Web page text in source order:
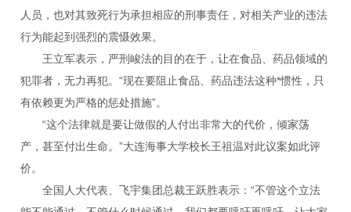
人员，也对其致死行为承担相应的刑事责任，对相关产业的违法
行为能起到强烈的震慑效果。
王立军表示，严刑峻法的目的在于，让在食品、药品领域的
犯罪者，无力再犯。“现在要阻止食品、药品违法这种*惯性，只
有依赖更为严格的惩处措施”。
“这个法律就是要让做假的人付出非常大的代价，倾家荡
产，甚至付出生命。”大连海事大学校长王祖温对此议案如此评
价。
全国人大代表、飞宇集团总裁王跃胜表示：“不管这个立法